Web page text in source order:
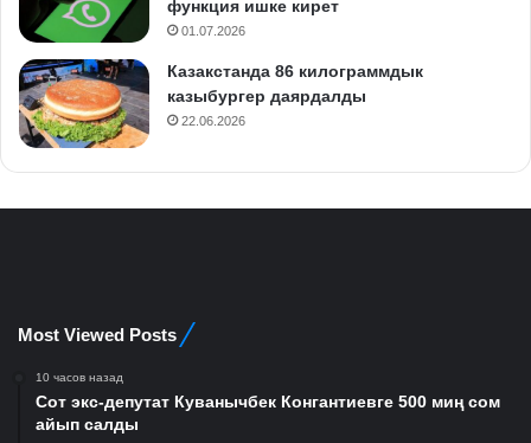
функция ишке кирет
01.07.2026
Казакстанда 86 килограммдык
казыбургер даярдалды
22.06.2026
Most Viewed Posts
10 часов назад
Сот экс-депутат Куванычбек Конгантиевге 500 миң сом
айып салды